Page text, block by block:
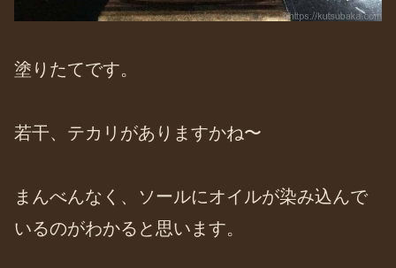
塗りたてです。
若干、テカリがありますかね〜
まんべんなく、ソールにオイルが染み込んで
いるのがわかると思います。